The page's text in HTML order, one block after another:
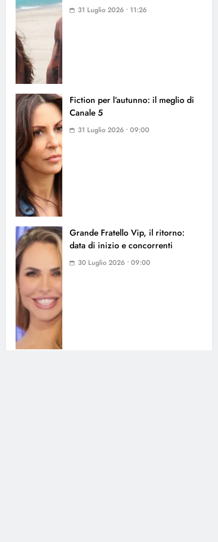
31 Luglio 2026 • 11:26
Fiction per l’autunno: il meglio di
Canale 5
31 Luglio 2026 • 09:00
Grande Fratello Vip, il ritorno:
data di inizio e concorrenti
30 Luglio 2026 • 09:00